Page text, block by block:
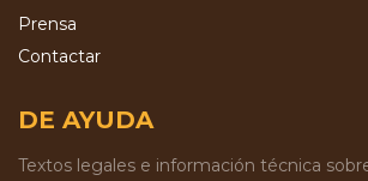
Prensa
Contactar
DE AYUDA
Textos legales e información técnica